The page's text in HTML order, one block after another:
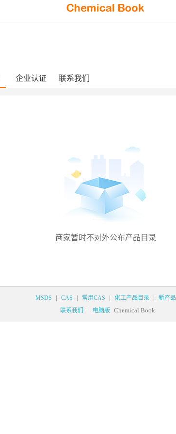
企业认证 联系我们
商家暂时不对外公布产品目录
MSDS | CAS | 常用CAS | 化工产品目录 |
新产品
联系我们
| 电脑版 Chemical Book